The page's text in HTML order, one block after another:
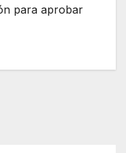
para aprobar